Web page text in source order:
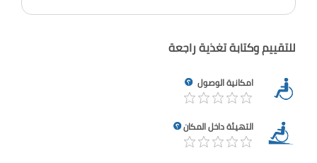
للتقييم وكتابة تغذية راجعة
امكانية الوصول
التهيئة داخل المكان